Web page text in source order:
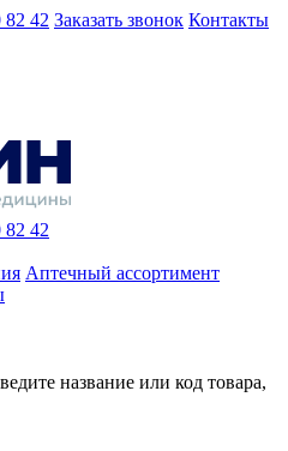
82 42 Заказать звонок Контакты
82 42
Аптечный ассортимент
название или код товара,